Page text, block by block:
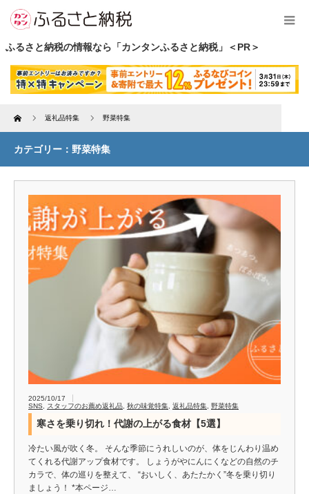
ふるさと納税の情報なら「カンタンふるさと納税」＜PR＞
Home 返礼品特集 野菜特集
カテゴリー：野菜特集
2025/10/17
SNS, スタッフのお薦め返礼品, 秋の味覚特集, 返礼品特集, 野菜特集
寒さを乗り切れ！代謝の上がる食材【5選】
冷たい風が吹く冬。 そんな季節にうれしいのが、体をじんわり温め
てくれる代謝アップ食材です。 しょうがやにんにくなどの自然のチ
カラで、体の巡りを整えて、 “おいしく、あたたかく”冬を乗り切り
ましょう！ *本ページ…